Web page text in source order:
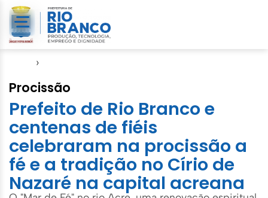
›
Procissão
Prefeito de Rio Branco e
centenas de fiéis
celebraram na procissão a
fé e a tradição no Círio de
Nazaré na capital acreana